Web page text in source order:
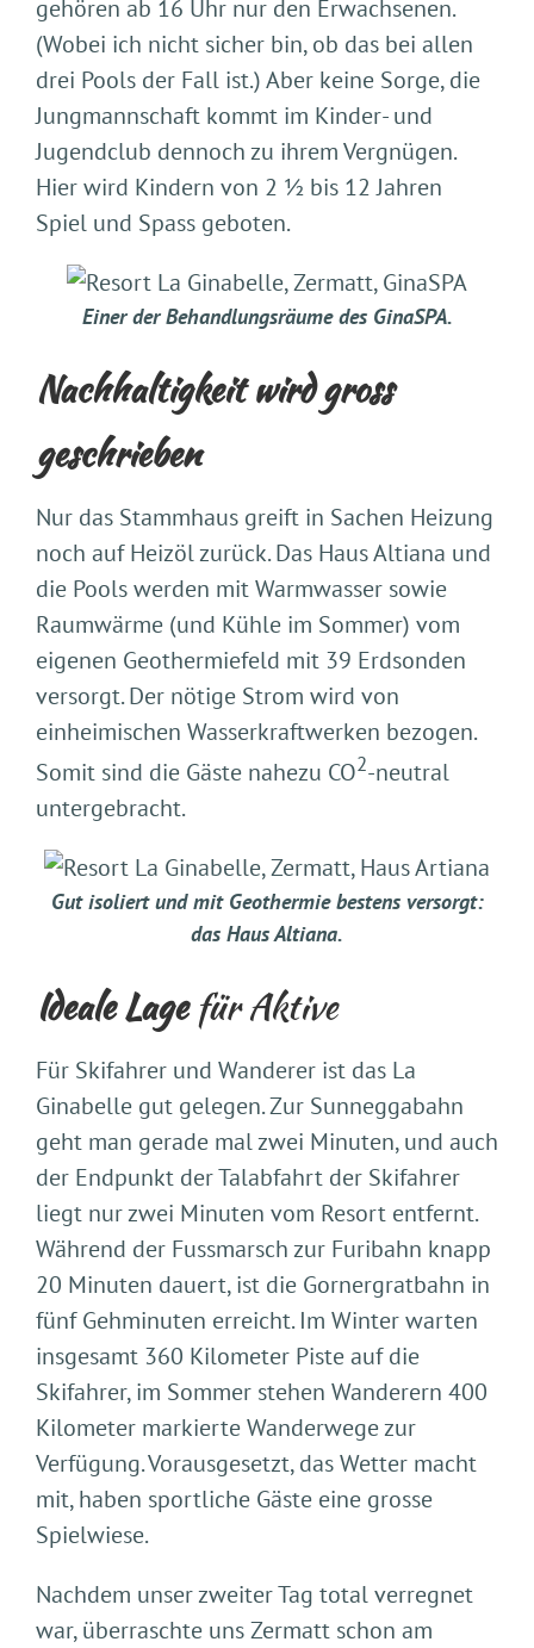
gehören ab 16 Uhr nur den Erwachsenen.
(Wobei ich nicht sicher bin, ob das bei allen
drei Pools der Fall ist.) Aber keine Sorge, die
Jungmannschaft kommt im Kinder- und
Jugendclub dennoch zu ihrem Vergnügen.
Hier wird Kindern von 2 ½ bis 12 Jahren
Spiel und Spass geboten.
Einer der Behandlungsräume des GinaSPA.
Nachhaltigkeit wird gross
geschrieben
Nur das Stammhaus greift in Sachen Heizung
noch auf Heizöl zurück. Das Haus Altiana und
die Pools werden mit Warmwasser sowie
Raumwärme (und Kühle im Sommer) vom
eigenen Geothermiefeld mit 39 Erdsonden
versorgt. Der nötige Strom wird von
einheimischen Wasserkraftwerken bezogen.
Somit sind die Gäste nahezu CO2-neutral
untergebracht.
Gut isoliert und mit Geothermie bestens versorgt:
das Haus Altiana.
Ideale Lagefür Aktive
Für Skifahrer und Wanderer ist das La
Ginabelle gut gelegen. Zur Sunneggabahn
geht man gerade mal zwei Minuten, und auch
der Endpunkt der Talabfahrt der Skifahrer
liegt nur zwei Minuten vom Resort entfernt.
Während der Fussmarsch zur Furibahn knapp
20 Minuten dauert, ist die Gornergratbahn in
fünf Gehminuten erreicht. Im Winter warten
insgesamt 360 Kilometer Piste auf die
Skifahrer, im Sommer stehen Wanderern 400
Kilometer markierte Wanderwege zur
Verfügung. Vorausgesetzt, das Wetter macht
mit, haben sportliche Gäste eine grosse
Spielwiese.
Nachdem unser zweiter Tag total verregnet
war, überraschte uns Zermatt schon am